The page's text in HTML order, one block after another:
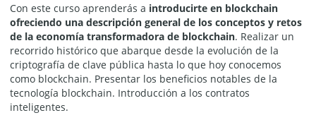
Con este curso aprenderás a introducirte en blockchain
ofreciendo una descripción general de los conceptos y retos
de la economía transformadora de blockchain. Realizar un
recorrido histórico que abarque desde la evolución de la
criptografía de clave pública hasta lo que hoy conocemos
como blockchain. Presentar los beneficios notables de la
tecnología blockchain. Introducción a los contratos
inteligentes.